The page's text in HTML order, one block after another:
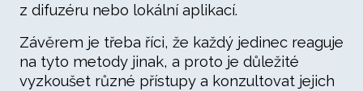
z difuzéru nebo lokální aplikací.
Závěrem je třeba říci, že každý jedinec reaguje
na tyto metody jinak, a proto je důležité
vyzkoušet různé přístupy a konzultovat jejich